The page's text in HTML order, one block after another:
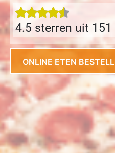
4.5 sterren uit
ONLINE ETEN